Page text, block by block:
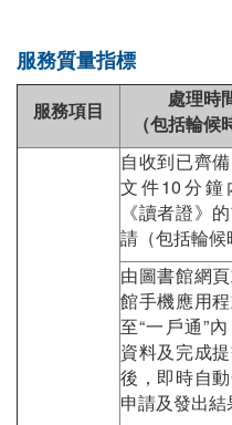
服務質量指標
服務項目
處理時
（包括輪候
自收到已齊
文件10分鐘
《讀者證》
請（包括輪候
由圖書館網
館手機應用
至“一戶通”
資料及完成
後，即時自
申請及發出結